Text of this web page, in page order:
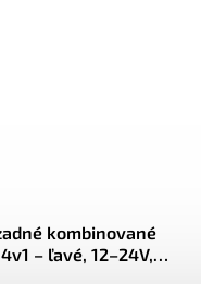
kombinované
– ľavé, 12–24V,